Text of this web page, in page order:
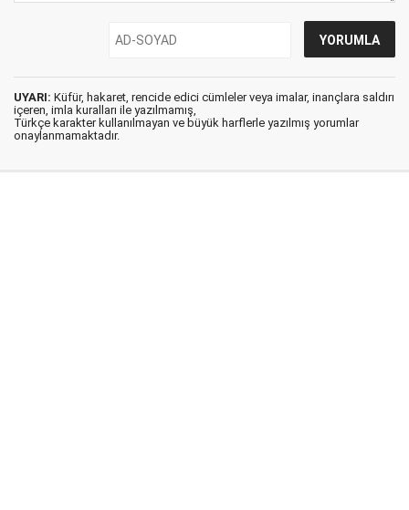
UYARI: Küfür, hakaret, rencide edici cümleler veya imalar, inançlara saldırı
içeren, imla kuralları ile yazılmamış,
Türkçe karakter kullanılmayan ve büyük harflerle yazılmış yorumlar
onaylanmamaktadır.